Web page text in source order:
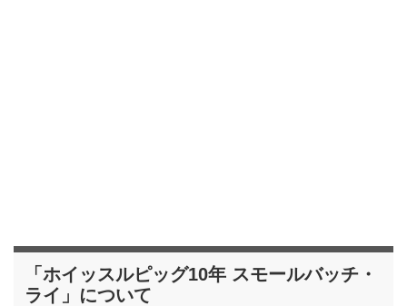
「ホイッスルピッグ10年 スモールバッチ・
ライ」について